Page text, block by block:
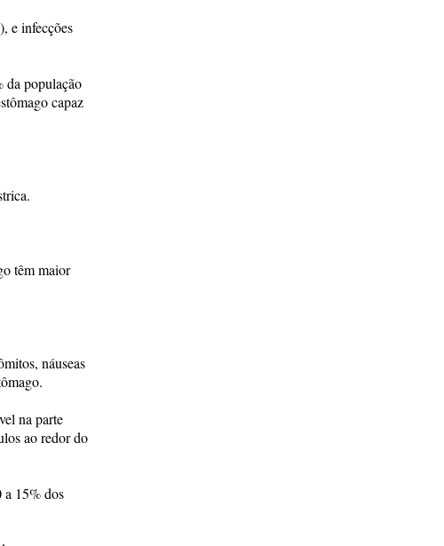
e infecções
da população
capaz
têm maior
náuseas
na parte
ao redor do
a 15% dos